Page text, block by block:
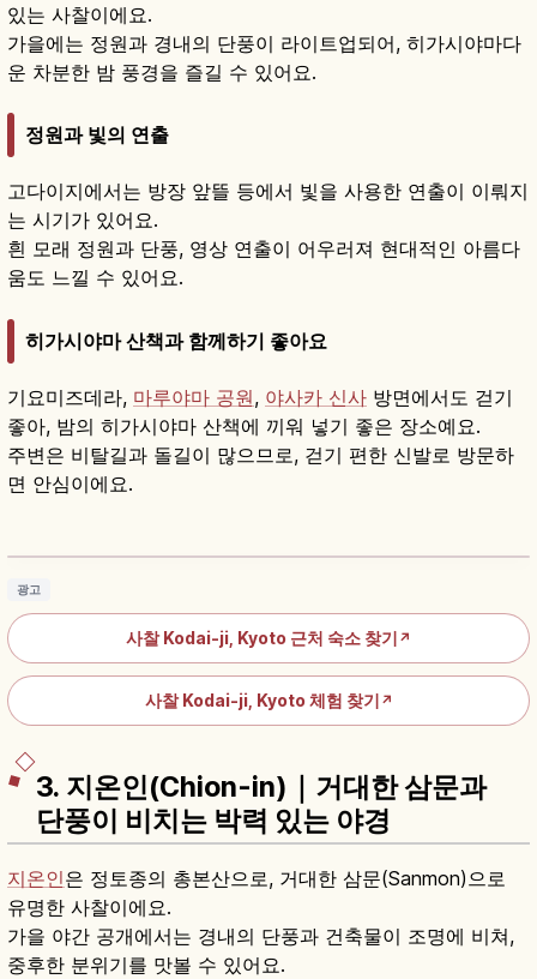
있는 사찰이에요.
가을에는 정원과 경내의 단풍이 라이트업되어, 히가시야마다
운 차분한 밤 풍경을 즐길 수 있어요.
정원과 빛의 연출
고다이지에서는 방장 앞뜰 등에서 빛을 사용한 연출이 이뤄지
는 시기가 있어요.
흰 모래 정원과 단풍, 영상 연출이 어우러져 현대적인 아름다
움도 느낄 수 있어요.
히가시야마 산책과 함께하기 좋아요
기요미즈데라, 마루야마 공원, 야사카 신사 방면에서도 걷기
좋아, 밤의 히가시야마 산책에 끼워 넣기 좋은 장소예요.
주변은 비탈길과 돌길이 많으므로, 걷기 편한 신발로 방문하
면 안심이에요.
고다이지란?｜교토 네네가 창건한 임제종 사찰·
광고
사찰 Kodai-ji, Kyoto 근처 숙소 찾기 ↗
사찰 Kodai-ji, Kyoto 체험 찾기 ↗
3. 지온인(Chion-in)｜거대한 삼문과
단풍이 비치는 박력 있는 야경
지온인은 정토종의 총본산으로, 거대한 삼문(Sanmon)으로
유명한 사찰이에요.
가을 야간 공개에서는 경내의 단풍과 건축물이 조명에 비쳐,
중후한 분위기를 맛볼 수 있어요.